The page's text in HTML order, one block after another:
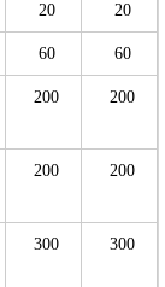
20 20
60 60
200 200
200 200
300 300